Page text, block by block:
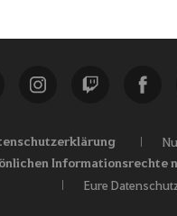
Informationsrechte
Eure